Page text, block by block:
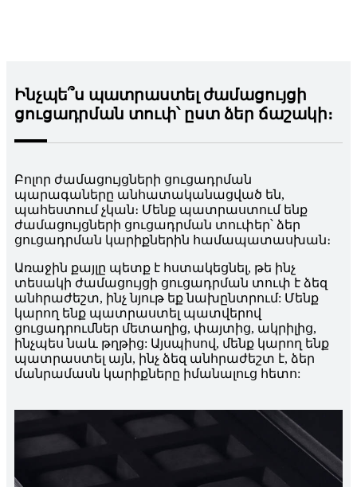
Ինչպե՞ս պատրաստել ժամացույցի
ցուցադրման տուփ՝ ըստ ձեր ճաշակի։
Բոլոր ժամացույցների ցուցադրման
պարագաները անհատականացված են,
պահեստում չկան։ Մենք պատրաստում ենք
ժամացույցների ցուցադրման տուփեր՝ ձեր
ցուցադրման կարիքներին համապատասխան։
Առաջին քայլը պետք է հստակեցնել, թե ինչ
տեսակի ժամացույցի ցուցադրման տուփ է ձեզ
անհրաժեշտ, ինչ նյութ եք նախընտրում: Մենք
կարող ենք պատրաստել պատվերով
ցուցադրումներ մետաղից, փայտից, ակրիլից,
ինչպես նաև թղթից: Այսպիսով, մենք կարող ենք
պատրաստել այն, ինչ ձեզ անհրաժեշտ է, ձեր
մանրամասն կարիքները իմանալուց հետո: